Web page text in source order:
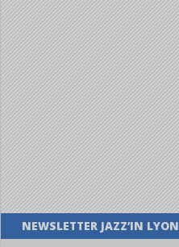
NEWSLETTER JAZZ’IN LYON